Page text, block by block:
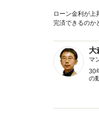
ローン金利が上
完済できるのか
大
マ
30
の